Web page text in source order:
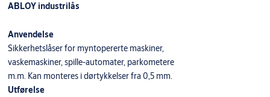
ABLOY industrilås
Anvendelse
Sikkerhetslåser for myntopererte maskiner,
vaskemaskiner, spille-automater, parkometere
m.m. Kan monteres i dørtykkelser fra 0,5 mm.
Utførelse